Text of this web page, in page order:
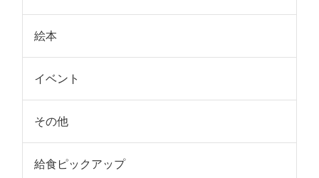
絵本
イベント
その他
給食ピックアップ